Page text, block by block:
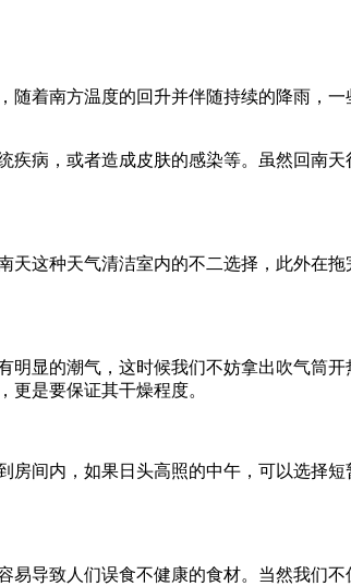
着南方温度的回升并伴随持续的降雨，
病，或者造成皮肤的感染等。虽然回南
这种天气清洁室内的不二选择，此外在
显的潮气，这时候我们不妨拿出吹气筒
是要保证其干燥程度。
间内，如果日头高照的中午，可以选择
导致人们误食不健康的食材。当然我们